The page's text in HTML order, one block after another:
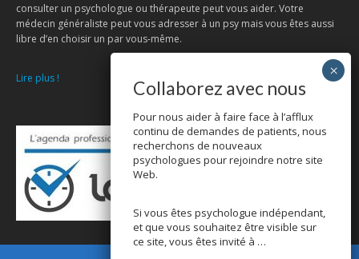
consulter un psychologue ou thérapeute peut vous aider. Votre
médecin généraliste peut vous adresser à un psy mais vous êtes aussi
libre d’en choisir un par vous-même.
Lire plus ! Collaborez avec nous
Pour nous aider à faire face à l’afflux
continu de demandes de patients, nous
recherchons de nouveaux
psychologues pour rejoindre notre site
Web.
Si vous êtes psychologue indépendant,
et que vous souhaitez être visible sur
ce site, vous êtes invité à …